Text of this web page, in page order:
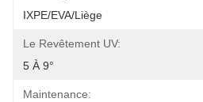
IXPE/EVA/liège
Le Revêtement UV:
5 À 9°
Maintenance: